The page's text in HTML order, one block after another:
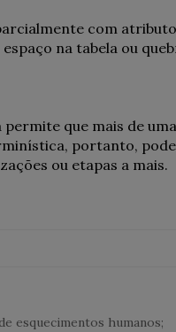
com
na tabela ou
que mais de
portanto, pode
ou etapas a mais.
esquecimentos humanos;